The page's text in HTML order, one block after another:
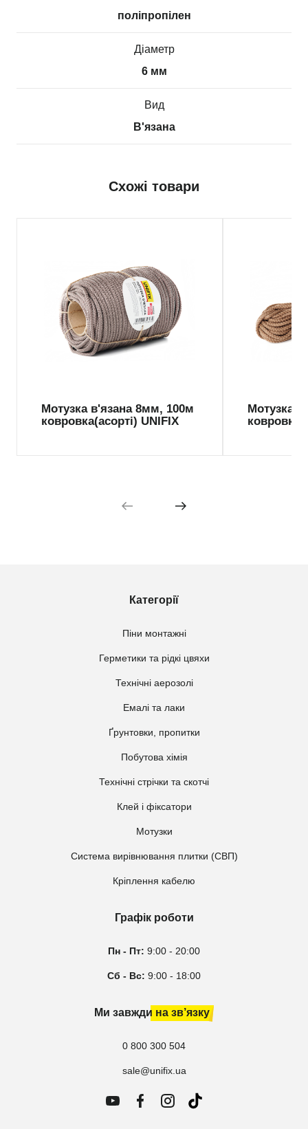
поліпропілен
Діаметр
6 мм
Вид
В'язана
Схожі товари
Мотузка в'язана 8мм, 100м
ковровка(асорті) UNIFIX
Мотузка
ковровка
Категорії
Піни монтажні
Герметики та рідкі цвяхи
Технічні аерозолі
Емалі та лаки
Ґрунтовки, пропитки
Побутова хімія
Технічні стрічки та скотчі
Клей і фіксатори
Мотузки
Система вирівнювання плитки (СВП)
Кріплення кабелю
Графік роботи
Пн - Пт: 9:00 - 20:00
Сб - Вс: 9:00 - 18:00
Ми завжди на зв’язку
0 800 300 504
sale@unifix.ua